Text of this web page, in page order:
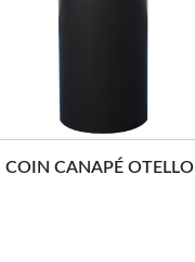
COIN CANAPÉ OTELLO